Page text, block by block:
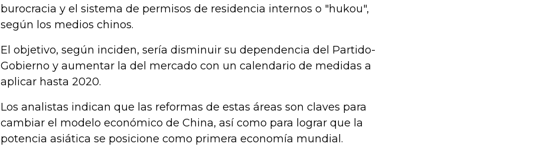
burocracia y el sistema de permisos de residencia internos o "hukou",
según los medios chinos.
El objetivo, según inciden, sería disminuir su dependencia del Partido-
Gobierno y aumentar la del mercado con un calendario de medidas a
aplicar hasta 2020.
Los analistas indican que las reformas de estas áreas son claves para
cambiar el modelo económico de China, así como para lograr que la
potencia asiática se posicione como primera economía mundial.